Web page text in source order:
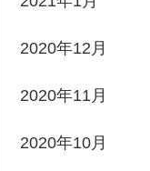
2020年12月
2020年11月
2020年10月